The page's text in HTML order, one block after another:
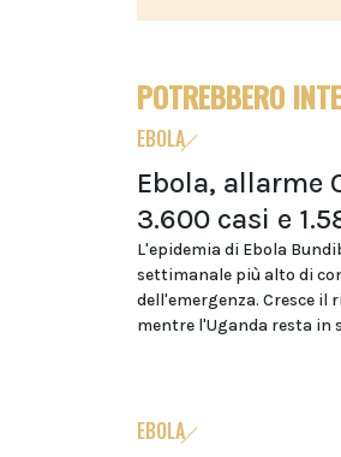
POTREBBERO
EBOLA
Ebola, allarme
3.600 casi e
L'epidemia di Ebola
settimanale più alto di
dell'emergenza. Cresce il
mentre l'Uganda resta in
EBOLA